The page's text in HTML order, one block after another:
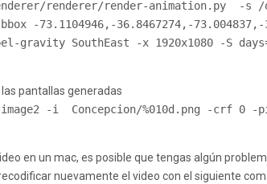
/renderer/render-animation. py -s /
bbox -73.1104946,-36.8467274,-73.004837,-
-gravity SouthEast -x 1920x1080 -S days
pantallas generadas
-i Concepcion/%010d . png -crf 0 -
en un mac, es posible que tengas algún
nuevamente el video con el siguiente